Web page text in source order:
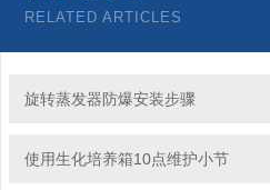
RELATED ARTICLES
旋转蒸发器防爆安装步骤
使用生化培养箱10点维护小节